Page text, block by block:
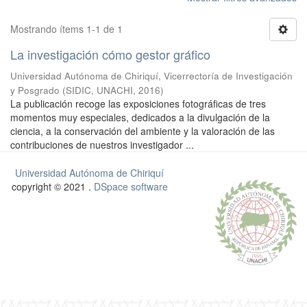
Mostrando ítems 1-1 de 1
La investigación cómo gestor gráfico
Universidad Autónoma de Chiriquí, Vicerrectoría de Investigación
y Posgrado (SIDIC, UNACHI, 2016)
La publicación recoge las exposiciones fotográficas de tres
momentos muy especiales, dedicados a la divulgación de la
ciencia, a la conservación del ambiente y la valoración de las
contribuciones de nuestros investigador ...
Universidad Autónoma de Chiriquí
copyright © 2021 . DSpace software